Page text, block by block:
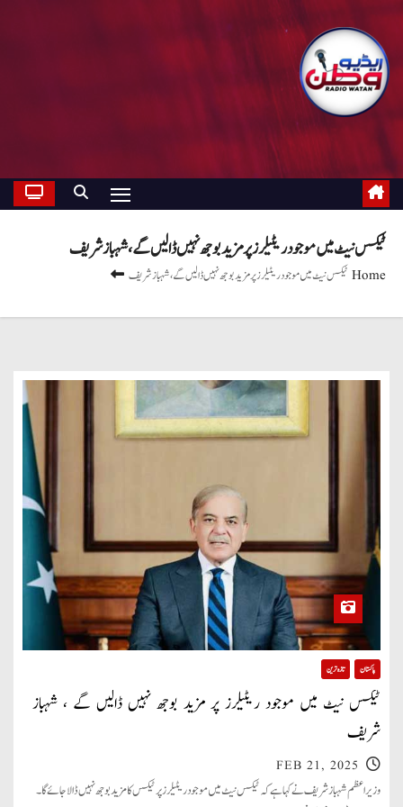
ٹیکس نیٹ میں موجود ریٹیلرز پر مزید بوجھ نہیں ڈالیں گے ، شہباز شریف
Homeٹیکس نیٹ میں موجود ریٹیلرز پر مزید بوجھ نہیں ڈالیں گے ، شہباز شریف
پاکستان تازہ ترین
ٹیکس نیٹ میں موجود ریٹیلرز پر مزید بوجھ نہیں ڈالیں گے ، شہباز
شریف
FEB 21, 2025
وزیراعظم شہباز شریف نے کہا ہے کہ ٹیکس نیٹ میں موجود ریٹیلرز پر ٹیکس کا مزید بوجھ نہیں ڈالا جائے گا۔